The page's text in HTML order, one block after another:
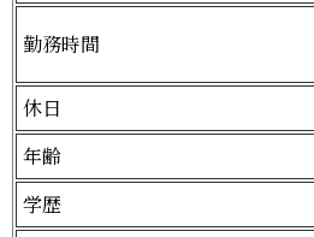
勤務時間
休日
年齢
学歴